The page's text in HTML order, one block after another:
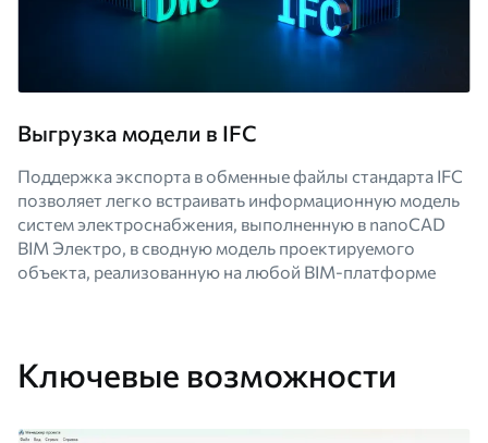
Выгрузка модели в IFC
Поддержка экспорта в обменные файлы стандарта IFC
позволяет легко встраивать информационную модель
систем электроснабжения, выполненную в nanoCAD
BIM Электро, в сводную модель проектируемого
объекта, реализованную на любой BIM-платформе
Ключевые возможности